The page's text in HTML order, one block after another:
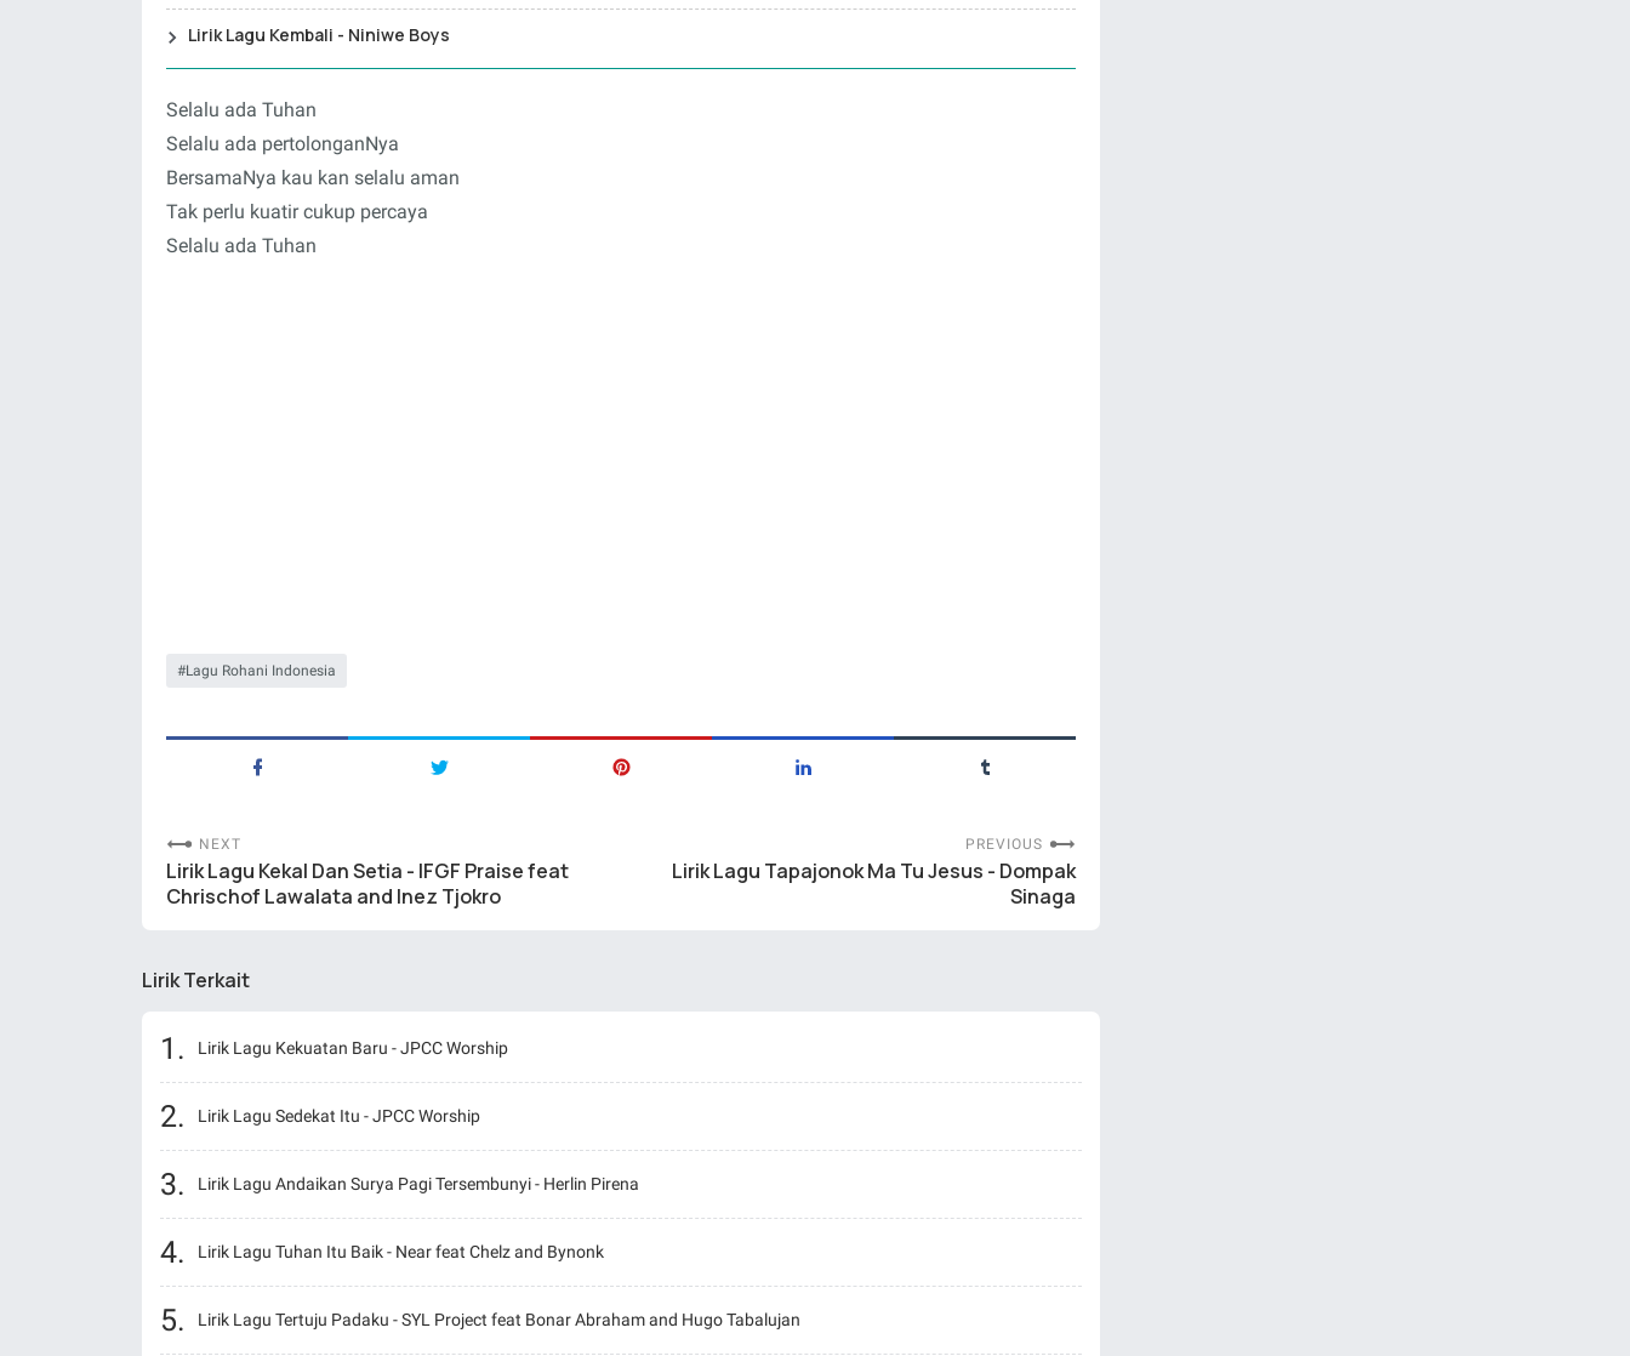
Lirik Lagu Kembali - Niniwe Boys
Selalu ada Tuhan
Selalu ada pertolonganNya
BersamaNya kau kan selalu aman
Tak perlu kuatir cukup percaya
Selalu ada Tuhan
Lagu Rohani Indonesia
NEXT
Lirik Lagu Kekal Dan Setia - IFGF Praise feat
Chrischof Lawalata and Inez Tjokro
PREVIOUS
Lirik Lagu Tapajonok Ma Tu Jesus - Dompak
Sinaga
Lirik Terkait
Lirik Lagu Kekuatan Baru - JPCC Worship
Lirik Lagu Sedekat Itu - JPCC Worship
Lirik Lagu Andaikan Surya Pagi Tersembunyi - Herlin Pirena
Lirik Lagu Tuhan Itu Baik - Near feat Chelz and Bynonk
Lirik Lagu Tertuju Padaku - SYL Project feat Bonar Abraham and Hugo Tabalujan